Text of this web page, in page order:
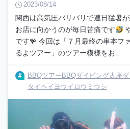
2023/08/14
関西は高気圧バリバリで連日猛暑
お店に向かうのが毎日苦痛です
です🪸 今回は「７月最終の串本フ
るよツアー」のツアー模様をお…
BBQツアー BBQダイビング古座
タイヘイヨウイロウミウシ